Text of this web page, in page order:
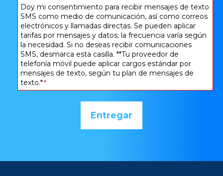
Consentir
Doy mi consentimiento para recibir mensajes de texto
SMS como medio de comunicación, así como correos
electrónicos y llamadas directas. Se pueden aplicar
tarifas por mensajes y datos; la frecuencia varía según
la necesidad. Si no deseas recibir comunicaciones
SMS, desmarca esta casilla. **Tu proveedor de
telefonía móvil puede aplicar cargos estándar por
mensajes de texto, según tu plan de mensajes de
texto.**